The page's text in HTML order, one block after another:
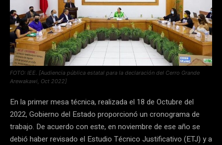
FOTO: IEE. [Audiencia pública estatal para la declaración del Cerro Grande
Arewakawi, Oct 2022]
En la primer mesa técnica, realizada el 18 de Octubre del
2022, Gobierno del Estado proporcionó un cronograma de
trabajo. De acuerdo con este, en noviembre de ese año se
debió haber revisado el Estudio Técnico Justificativo (ETJ) y a